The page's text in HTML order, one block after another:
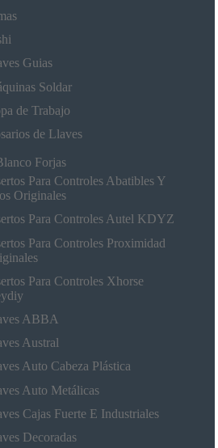
Guias
Soldar
de Trabajo
de Llaves
Forjas
Para Controles Abatibles Y
Originales
Para Controles Autel KDYZ
Para Controles Proximidad
Para Controles Xhorse
ABBA
Austral
Auto Cabeza Plástica
Auto Metálicas
Cajas Fuerte E Industriales
Decoradas